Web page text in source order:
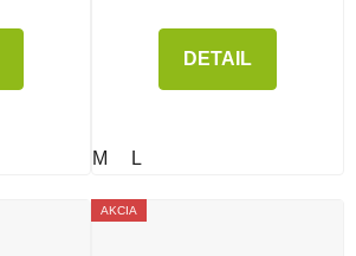
DETAIL
M L
AKCIA